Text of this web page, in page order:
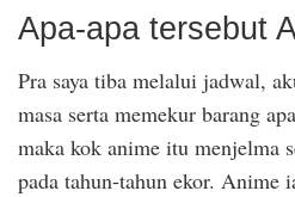
Apa-apa tersebut
Pra saya tiba melalui jadwal,
masa serta memekur barang
maka kok anime itu menjelma
pada tahun-tahun ekor. Anime